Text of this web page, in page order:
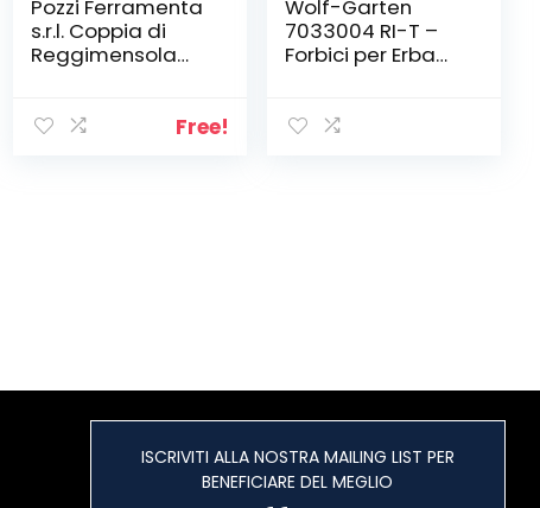
Pozzi Ferramenta
s.r.l. Coppia di
Reggimensola
per Spessori finoFree!
Wolf-Garten
7033004 RI-T –
Forbici per Erba
ISCRIVITI ALLA NOSTRA MAILING LIST PER
BENEFICIARE DEL MEGLIO